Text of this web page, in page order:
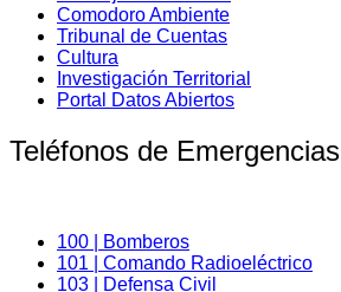
Comodoro Ambiente
Tribunal de Cuentas
Cultura
Investigación Territorial
Portal Datos Abiertos
Teléfonos de Emergencias
100 | Bomberos
101 | Comando Radioeléctrico
103 | Defensa Civil